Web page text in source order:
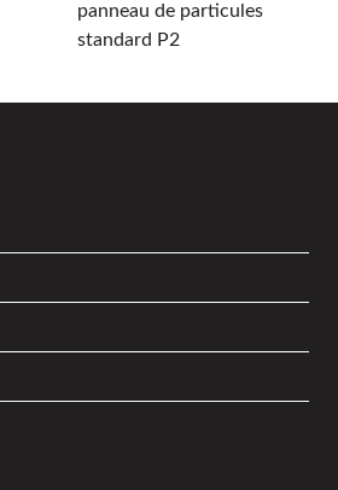
panneau de particules
standard P2